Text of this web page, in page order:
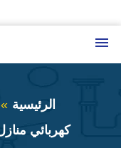
إلى
المحتوى
الرئيسية